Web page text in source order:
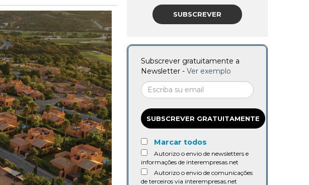
SUBSCREVER
Subscrever gratuitamente a
Newsletter - Ver exemplo
SUBSCREVER GRATUITAMENTE
Marcar todos
Autorizo o envio de newsletters e
informações de interempresas.net
Autorizo o envio de comunicações
de terceiros via interempresas.net